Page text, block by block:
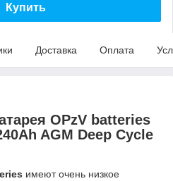
Купить
Доставка Оплата
OPzV batteries
AGM Deep Cycle
имеют очень низкое